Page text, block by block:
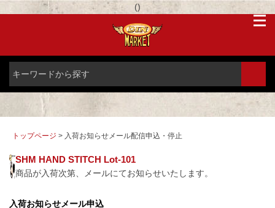
()
トップページ > 入荷お知らせメール配信申込・停止
SHM HAND STITCH Lot-101
商品が入荷次第、メールにてお知らせいたします。
入荷お知らせメール申込